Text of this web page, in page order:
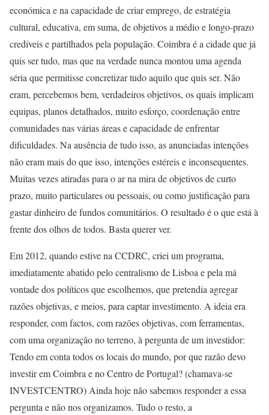
económica e na capacidade de criar emprego, de estratégia
cultural, educativa, em suma, de objetivos a médio e longo-prazo
credíveis e partilhados pela população. Coimbra é a cidade que já
quis ser tudo, mas que na verdade nunca montou uma agenda
séria que permitisse concretizar tudo aquilo que quis ser. Não
eram, percebemos bem, verdadeiros objetivos, os quais implicam
equipas, planos detalhados, muito esforço, coordenação entre
comunidades nas várias áreas e capacidade de enfrentar
dificuldades. Na ausência de tudo isso, as anunciadas intenções
não eram mais do que isso, intenções estéreis e inconsequentes.
Muitas vezes atiradas para o ar na mira de objetivos de curto
prazo, muito particulares ou pessoais, ou como justificação para
gastar dinheiro de fundos comunitários. O resultado é o que está à
frente dos olhos de todos. Basta querer ver.
Em 2012, quando estive na CCDRC, criei um programa,
imediatamente abatido pelo centralismo de Lisboa e pela má
vontade dos políticos que escolhemos, que pretendia agregar
razões objetivas, e meios, para captar investimento. A ideia era
responder, com factos, com razões objetivas, com ferramentas,
com uma organização no terreno, à pergunta de um investidor:
Tendo em conta todos os locais do mundo, por que razão devo
investir em Coimbra e no Centro de Portugal? (chamava-se
INVESTCENTRO) Ainda hoje não sabemos responder a essa
pergunta e não nos organizamos. Tudo o resto, a